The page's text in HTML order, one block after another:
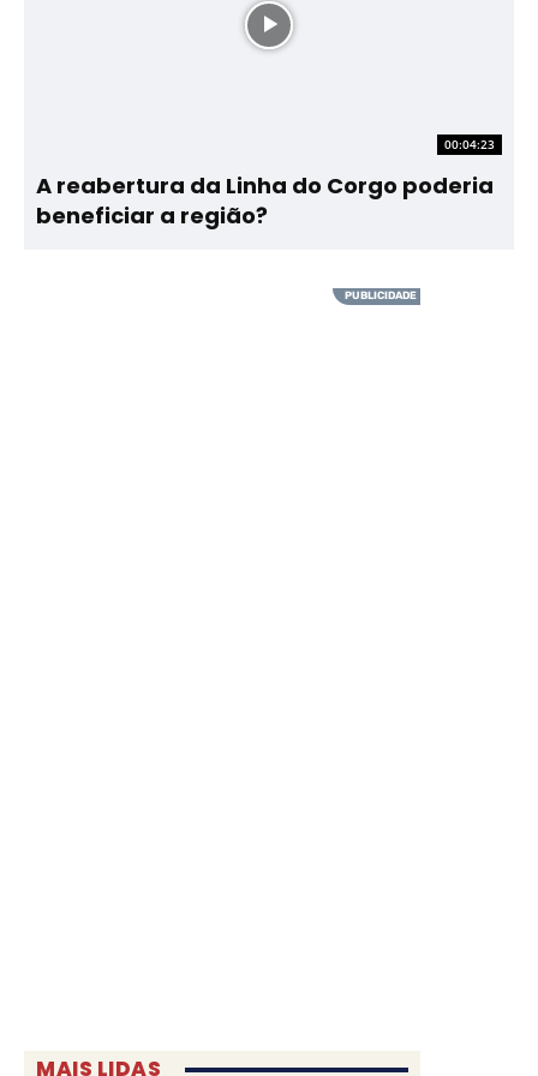
00:04:23
A reabertura da Linha do Corgo poderia
beneficiar a região?
MAIS LIDAS